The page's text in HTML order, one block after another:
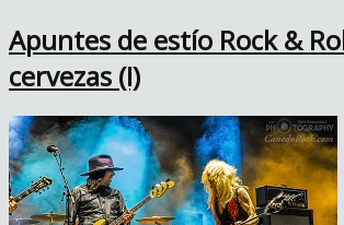
Apuntes de estío Rock &
cervezas (I)